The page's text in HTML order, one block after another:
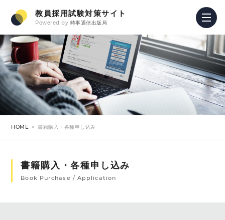
教員採用試験対策サイト
Powered by 時事通信出版局
HOME 書籍購入・各種申し込み
書籍購入・各種申し込み
Book Purchase / Application